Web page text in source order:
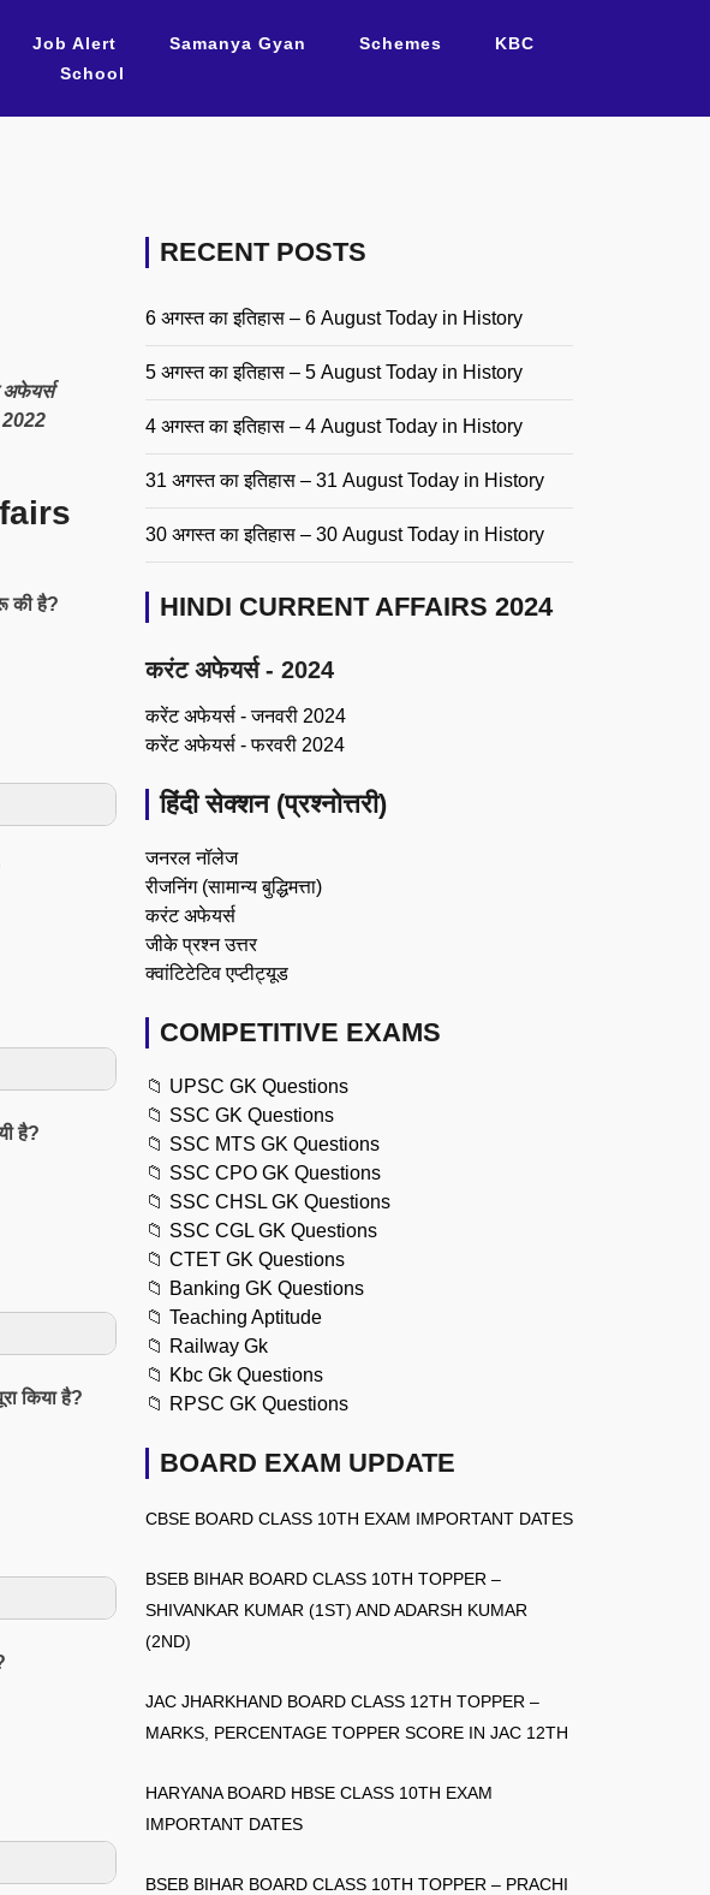
Job Alert Samanya Gyan Schemes
KBC
School
की है?
है?
किया है?
RECENT POSTS
6 अगस्त का इतिहास – 6 August Today in History
5 अगस्त का इतिहास – 5 August Today in History
4 अगस्त का इतिहास – 4 August Today in History
31 अगस्त का इतिहास – 31 August Today in History
30 अगस्त का इतिहास – 30 August Today in History
HINDI CURRENT AFFAIRS 2024
करंट अफेयर्स - 2024
करेंट अफेयर्स - जनवरी 2024
करेंट अफेयर्स - फरवरी 2024
हिंदी सेक्शन (प्रश्नोत्तरी)
जनरल नॉलेज
रीजनिंग (सामान्य बुद्धिमत्ता)
करंट अफेयर्स
जीके प्रश्न उत्तर
क्वांटिटेटिव एप्टीट्यूड
COMPETITIVE EXAMS
📁 UPSC GK Questions
📁 SSC GK Questions
📁 SSC MTS GK Questions
📁 SSC CPO GK Questions
📁 SSC CHSL GK Questions
📁 SSC CGL GK Questions
📁 CTET GK Questions
📁 Banking GK Questions
📁 Teaching Aptitude
📁 Railway Gk
📁 Kbc Gk Questions
📁 RPSC GK Questions
BOARD EXAM UPDATE
CBSE BOARD CLASS 10TH EXAM IMPORTANT DATES
BSEB BIHAR BOARD CLASS 10TH TOPPER –
SHIVANKAR KUMAR (1ST) AND ADARSH KUMAR
(2ND)
JAC JHARKHAND BOARD CLASS 12TH TOPPER –
MARKS, PERCENTAGE TOPPER SCORE IN JAC 12TH
HARYANA BOARD HBSE CLASS 10TH EXAM
IMPORTANT DATES
BSEB BIHAR BOARD CLASS 10TH TOPPER – PRACHI